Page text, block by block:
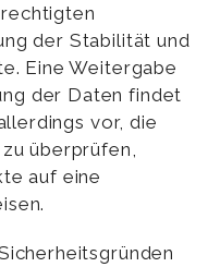
der Stabilität und
Eine Weitergabe
der Daten findet
vor, die
überprüfen,
auf eine